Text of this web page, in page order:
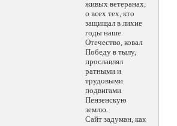
живых ветеранах,
о всех тех, кто
защищал в лихие
годы наше
Отечество, ковал
Победу в тылу,
прославлял
ратными и
трудовыми
подвигами
Пензенскую
землю.
Сайт задуман, как